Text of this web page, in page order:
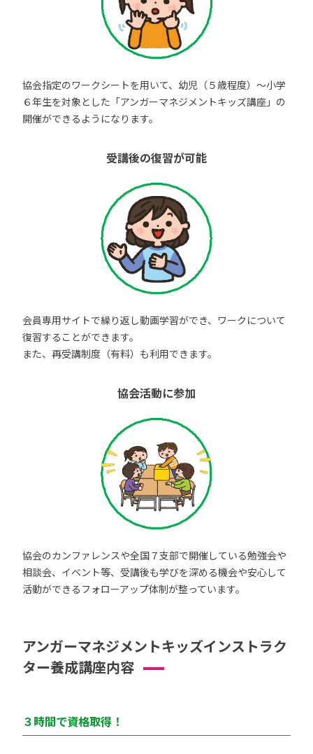
協会指定のワークシートを用いて、幼児（５歳程度）～小学
６年生を対象とした「アンガーマネジメントキッズ講座」の
開催ができるようになります。
受講後の復習が可能
会員専用サイトで繰り返し動画学習ができ、ワークについて
復習することができます。
また、再受講制度（有料）も利用できます。
協会活動に参加
協会のカンファレンスや全国７支部で開催している勉強会や
相談会、イベント等、受講後も学びを深める機会や安心して
活動ができるフォローアップ体制が整っています。
アンガーマネジメントキッズインストラク
ター養成講座内容
３時間で資格取得！